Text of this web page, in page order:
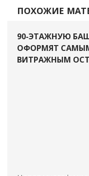
ПОХОЖИЕ
90-ЭТАЖНУЮ
ОФОРМЯТ
ВИТРАЖНЫМ